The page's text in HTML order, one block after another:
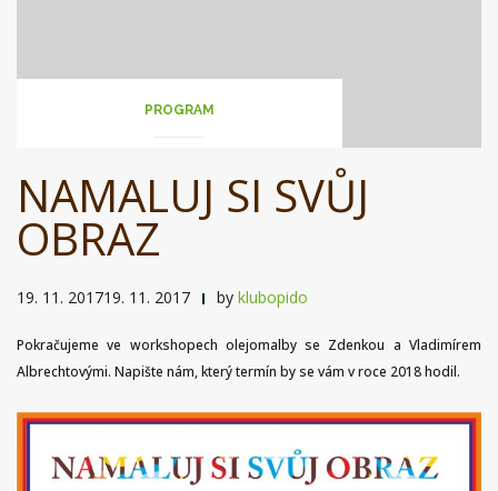
PROGRAM
NAMALUJ SI SVŮJ
OBRAZ
19. 11. 201719. 11. 2017 by klubopido
Pokračujeme ve workshopech olejomalby se Zdenkou a Vladimírem
Albrechtovými. Napište nám, který termín by se vám v roce 2018 hodil.